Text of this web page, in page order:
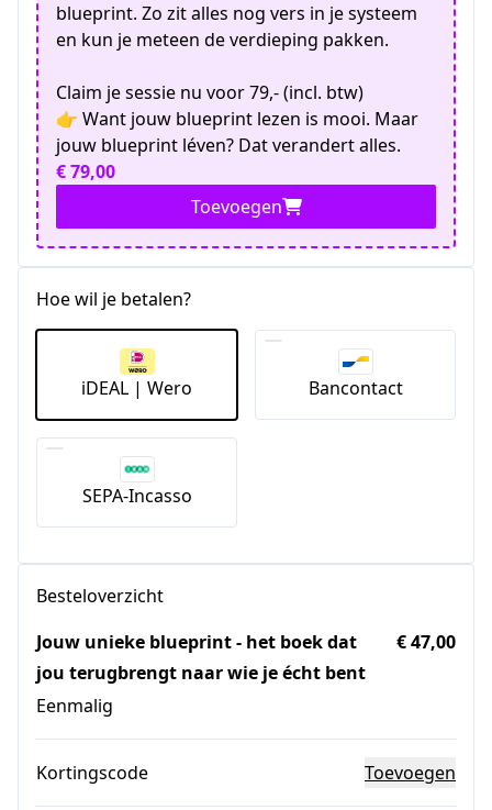
blueprint. Zo zit alles nog vers in je systeem
en kun je meteen de verdieping pakken.
Claim je sessie nu voor 79,- (incl. btw)
👉 Want jouw blueprint lezen is mooi. Maar
jouw blueprint léven? Dat verandert alles.
€ 79,00
Toevoegen
Hoe wil je betalen?
iDEAL | Wero Bancontact
SEPA-Incasso
Besteloverzicht
Jouw unieke blueprint - het boek dat
jou terugbrengt naar wie je écht bent
Eenmalig
€ 47,00
Kortingscode Toevoegen